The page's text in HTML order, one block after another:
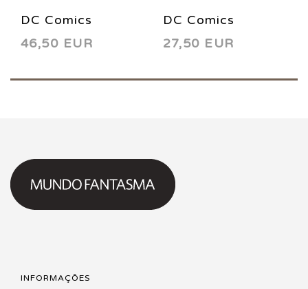
DC Comics
Presents 49 1982
46,50 EUR
DC Comics
Presents 2 1978
27,50 EUR
INFORMAÇÕES